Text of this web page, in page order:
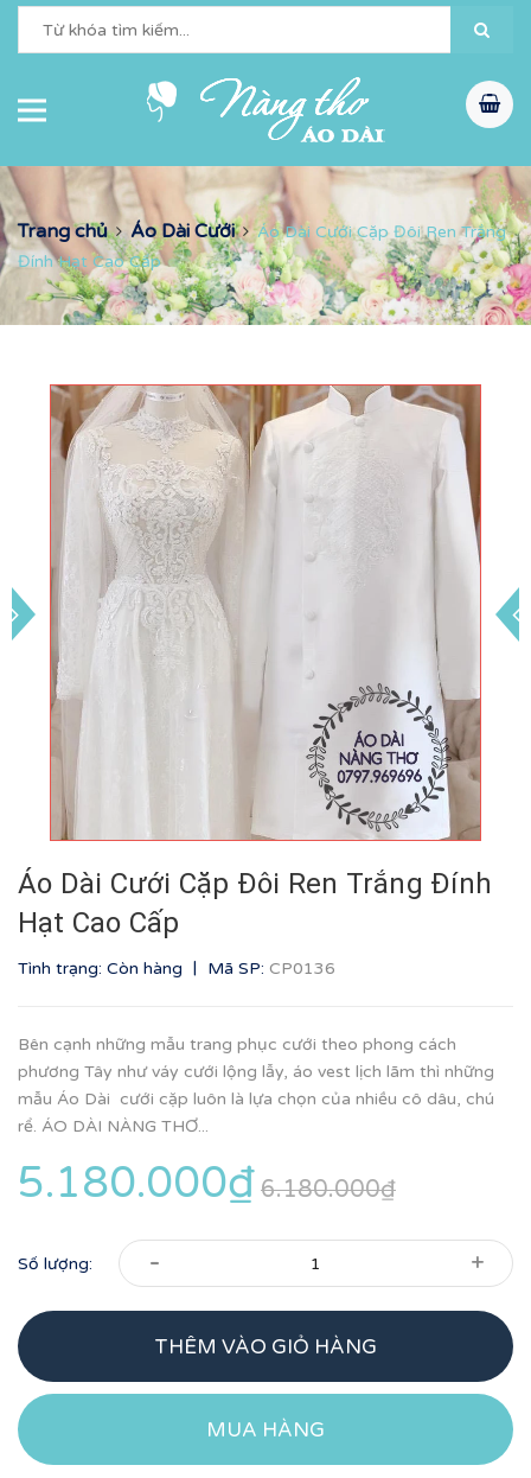
Trang chủ Áo Dài Cưới
Áo Dài Cưới Cặp Đôi Ren Trắng
Đính Hạt Cao Cấp
Áo Dài Cưới Cặp Đôi Ren Trắng Đính
Hạt Cao Cấp
Tình trạng: Còn hàng | Mã SP: CP0136
Bên cạnh những mẫu trang phục cưới theo phong cách
phương Tây như váy cưới lộng lẫy, áo vest lịch lãm thì những
mẫu Áo Dài cưới cặp luôn là lựa chọn của nhiều cô dâu, chú
rể. ÁO DÀI NÀNG THƠ...
5.180.000₫ 6.180.000₫
Số lượng: - +
THÊM VÀO GIỎ HÀNG
MUA HÀNG